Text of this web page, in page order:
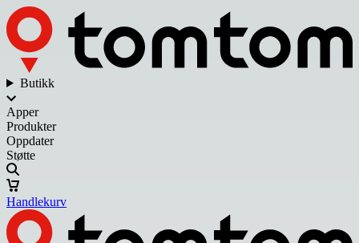
Butikk
Apper
Produkter
Oppdater
Støtte
Handlekurv